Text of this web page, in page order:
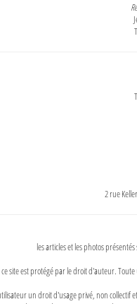
2 rue
les articles et les photos
site est protégé par le droit d'auteur.
un droit d'usage privé, non